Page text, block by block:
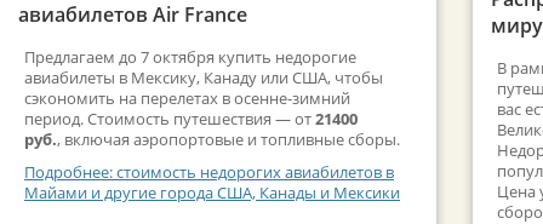
авиабилетов Air France
Предлагаем до 7 октября купить недорогие
авиабилеты в Мексику, Канаду или США, чтобы
сэкономить на перелетах в осенне-зимний
период. Стоимость путешествия — от21400
руб., включая аэропортовые и топливные сборы.
Подробнее: стоимость недорогих авиабилетов в
Майами и другие города США, Канады и Мексики
В
вас
Цена